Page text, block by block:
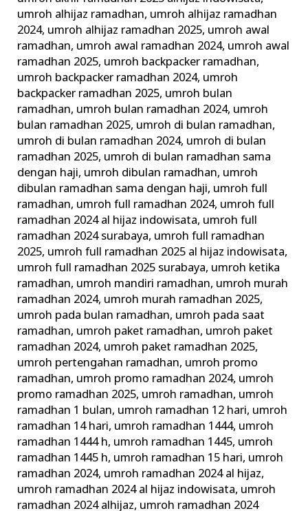
umroh alhijaz ramadhan, umroh alhijaz ramadhan
2024, umroh alhijaz ramadhan 2025, umroh awal
ramadhan, umroh awal ramadhan 2024, umroh awal
ramadhan 2025, umroh backpacker ramadhan,
umroh backpacker ramadhan 2024, umroh
backpacker ramadhan 2025, umroh bulan
ramadhan, umroh bulan ramadhan 2024, umroh
bulan ramadhan 2025, umroh di bulan ramadhan,
umroh di bulan ramadhan 2024, umroh di bulan
ramadhan 2025, umroh di bulan ramadhan sama
dengan haji, umroh dibulan ramadhan, umroh
dibulan ramadhan sama dengan haji, umroh full
ramadhan, umroh full ramadhan 2024, umroh full
ramadhan 2024 al hijaz indowisata, umroh full
ramadhan 2024 surabaya, umroh full ramadhan
2025, umroh full ramadhan 2025 al hijaz indowisata,
umroh full ramadhan 2025 surabaya, umroh ketika
ramadhan, umroh mandiri ramadhan, umroh murah
ramadhan 2024, umroh murah ramadhan 2025,
umroh pada bulan ramadhan, umroh pada saat
ramadhan, umroh paket ramadhan, umroh paket
ramadhan 2024, umroh paket ramadhan 2025,
umroh pertengahan ramadhan, umroh promo
ramadhan, umroh promo ramadhan 2024, umroh
promo ramadhan 2025, umroh ramadhan, umroh
ramadhan 1 bulan, umroh ramadhan 12 hari, umroh
ramadhan 14 hari, umroh ramadhan 1444, umroh
ramadhan 1444 h, umroh ramadhan 1445, umroh
ramadhan 1445 h, umroh ramadhan 15 hari, umroh
ramadhan 2024, umroh ramadhan 2024 al hijaz,
umroh ramadhan 2024 al hijaz indowisata, umroh
ramadhan 2024 alhijaz, umroh ramadhan 2024